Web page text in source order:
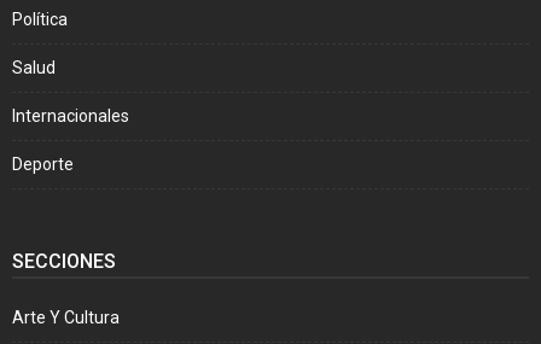
Política
Salud
Internacionales
Deporte
SECCIONES
Arte Y Cultura